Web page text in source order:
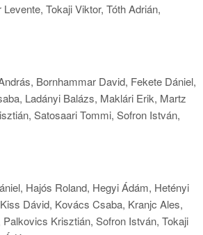
Tokaji Viktor, Tóth Adrián,
Bornhammar David, Fekete Dániel,
Ladányi Balázs, Maklári Erik, Martz
Satosaari Tommi, Sofron István,
Hajós Roland, Hegyi Ádám, Hetényi
Dávid, Kovács Csaba, Kranjc Ales,
Krisztián, Sofron István, Tokaji